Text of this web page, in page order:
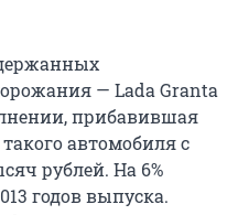
— Lada Granta
прибавившая
автомобиля с
рублей. На 6%
годов выпуска.